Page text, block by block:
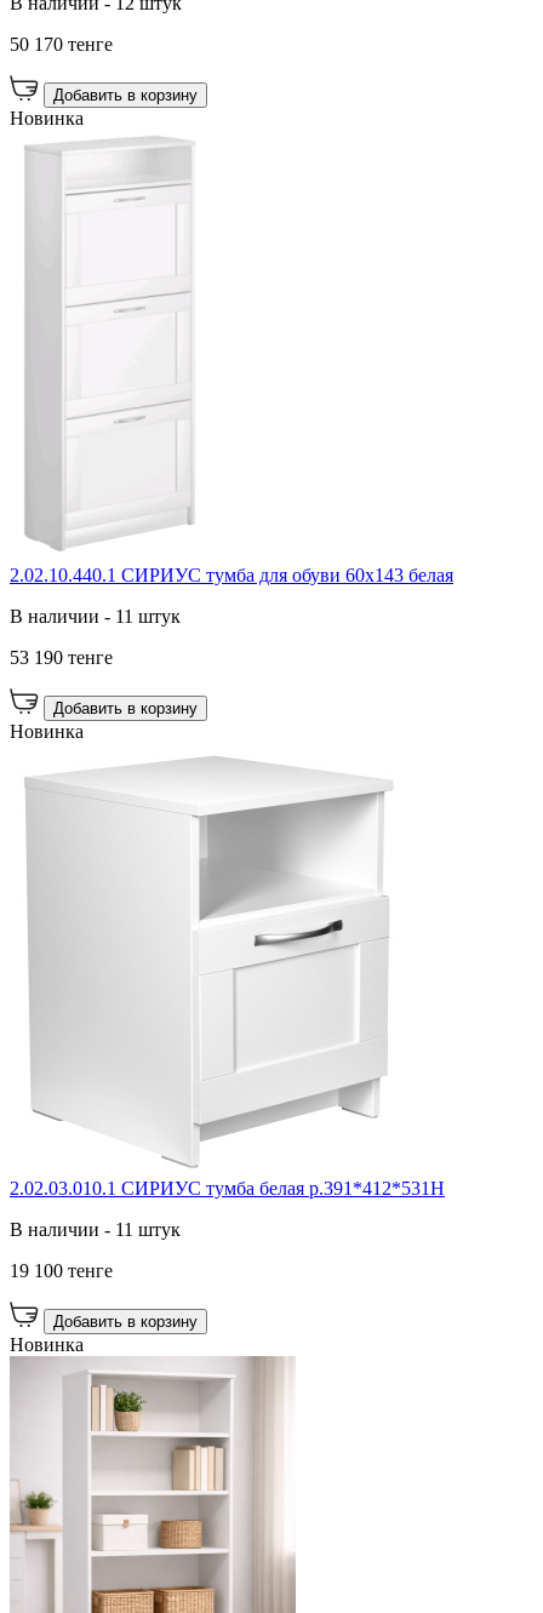
50 170 тенге
Добавить в корзину
Новинка
2.02.10.440.1 СИРИУС тумба для обуви 60х143 белая
В наличии - 11 штук
53 190 тенге
Добавить в корзину
Новинка
2.02.03.010.1 СИРИУС тумба белая р.391*412*531Н
В наличии - 11 штук
19 100 тенге
Добавить в корзину
Новинка